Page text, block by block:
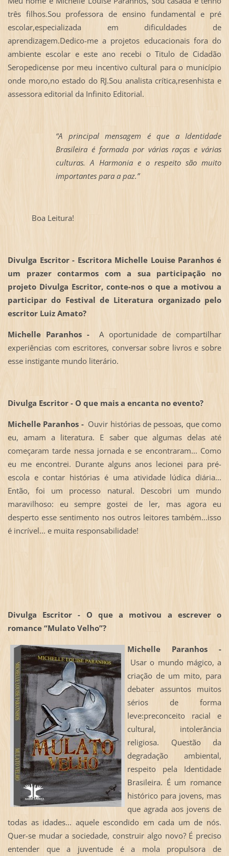
três filhos.Sou professora de ensino fundamental e pré
escolar,especializada em dificuldades de
aprendizagem.Dedico-me a projetos educacionais fora do
ambiente escolar e este ano recebi o Titulo de Cidadão
Seropedicense por meu incentivo cultural para o município
onde moro,no estado do RJ.Sou analista crítica,resenhista e
assessora editorial da Infinito Editorial.
“A principal mensagem é que a Identidade
Brasileira é formada por várias raças e várias
culturas. A Harmonia e o respeito são muito
importantes para a paz.”
Boa Leitura!
Divulga Escritor - Escritora Michelle Louise Paranhos é
um prazer contarmos com a sua participação no
projeto Divulga Escritor, conte-nos o que a motivou a
participar do Festival de Literatura organizado pelo
escritor Luiz Amato?
Michelle Paranhos -A oportunidade de compartilhar
experiências com escritores, conversar sobre livros e sobre
esse instigante mundo literário.
Divulga Escritor - O que mais a encanta no evento?
Michelle Paranhos -Ouvir histórias de pessoas, que como
eu, amam a literatura. E saber que algumas delas até
começaram tarde nessa jornada e se encontraram... Como
eu me encontrei. Durante alguns anos lecionei para pré-
escola e contar histórias é uma atividade lúdica diária...
Então, foi um processo natural. Descobri um mundo
maravilhoso: eu sempre gostei de ler, mas agora eu
desperto esse sentimento nos outros leitores também...isso
é incrível... e muita responsabilidade!
Divulga Escritor - O que a motivou a escrever o
romance “Mulato Velho”?
Michelle Paranhos -
Usar o mundo mágico, a
criação de um mito, para
debater assuntos muitos
sérios de forma
leve:preconceito racial e
cultural, intolerância
religiosa. Questão da
degradação ambiental,
respeito pela Identidade
Brasileira. É um romance
histórico para jovens, mas
que agrada aos jovens de
todas as idades... aquele escondido em cada um de nós.
Quer-se mudar a sociedade, construir algo novo? É preciso
entender que a juventude é a mola propulsora de